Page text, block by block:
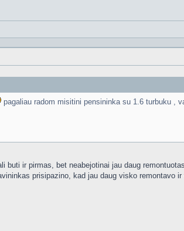
pagaliau radom misitini pensininka su 1.6 turbuku ,
buti ir pirmas, bet neabejotinai jau daug
prisipazino, kad jau daug visko remontavo